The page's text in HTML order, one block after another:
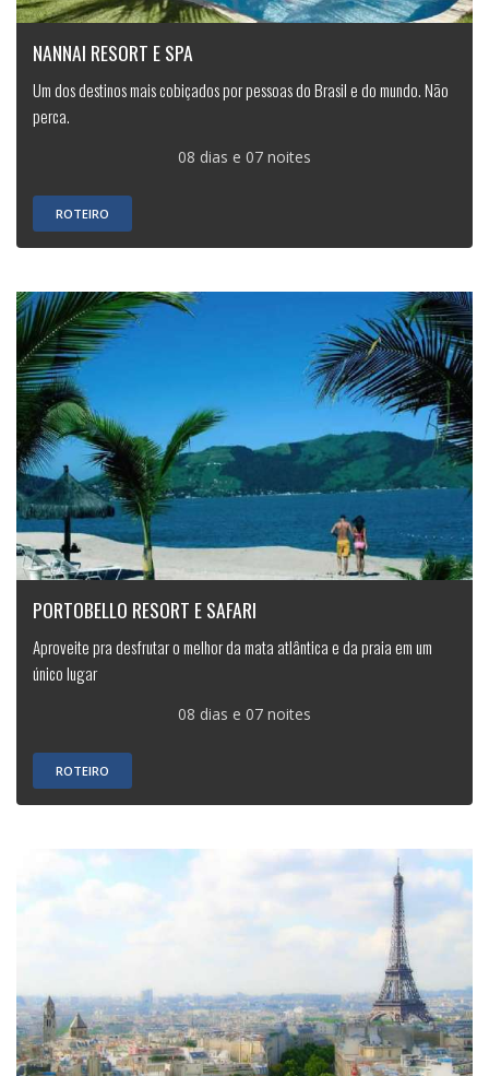
NANNAI RESORT E SPA
Um dos destinos mais cobiçados por pessoas do Brasil e do mundo. Não
perca.
08 dias e 07 noites
ROTEIRO
PORTOBELLO RESORT E SAFARI
Aproveite pra desfrutar o melhor da mata atlântica e da praia em um
único lugar
08 dias e 07 noites
ROTEIRO